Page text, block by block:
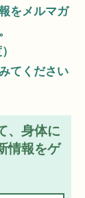
をメルマガ
てください
、身体に
情報をゲ